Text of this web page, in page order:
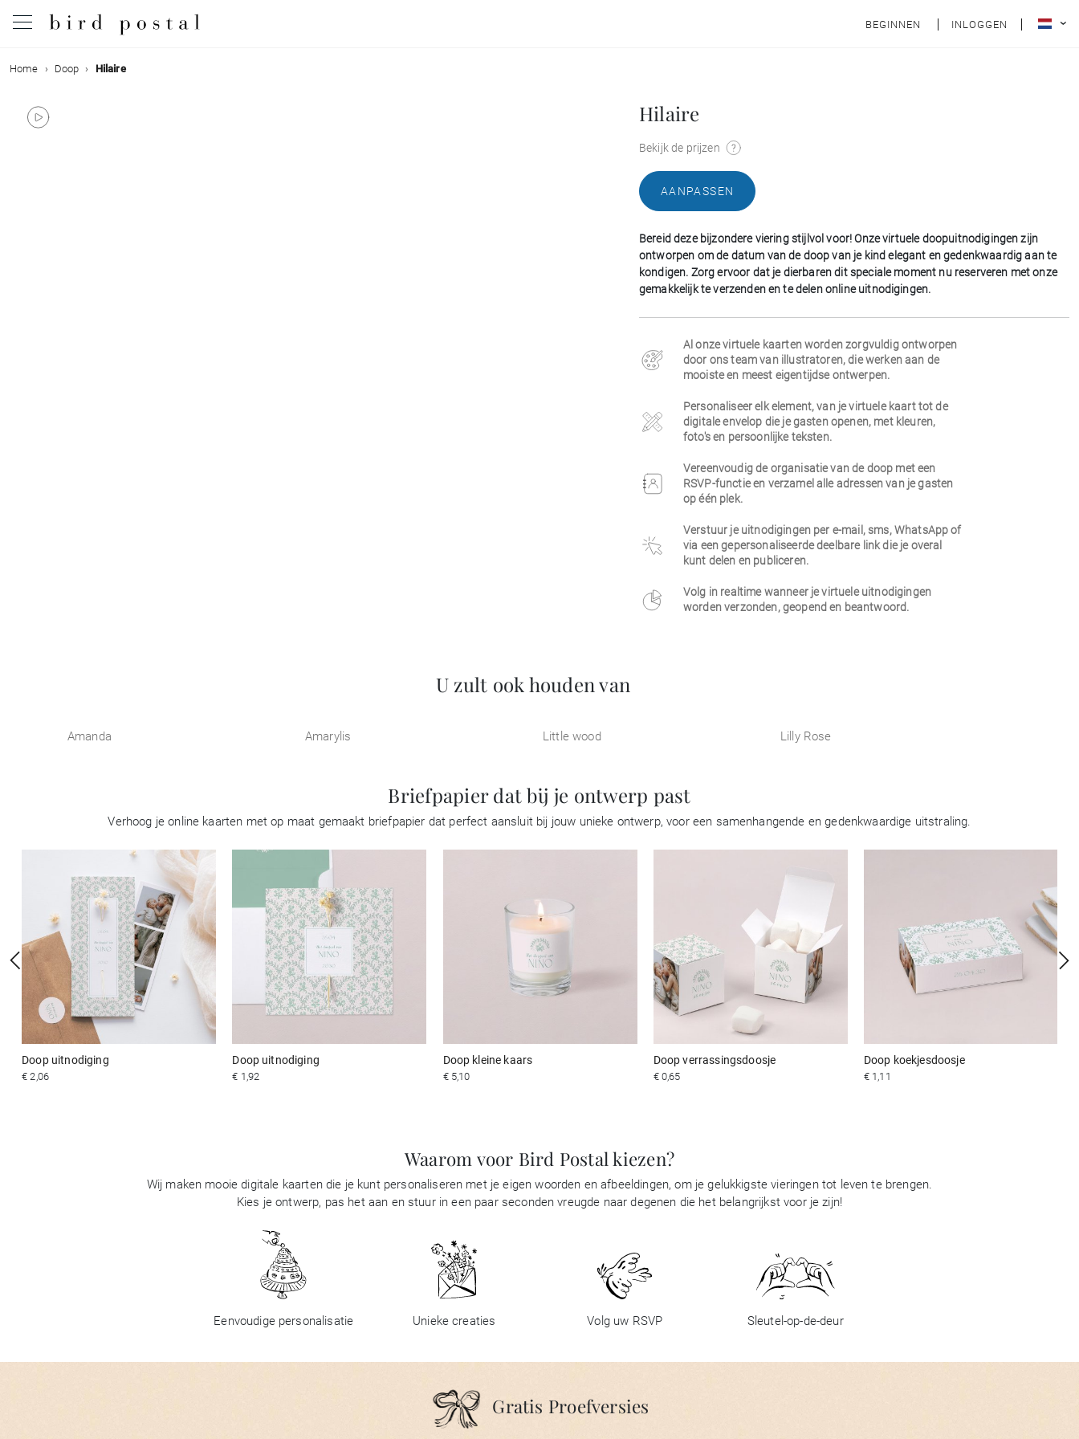
BEGINNEN INLOGGEN
Bruiloft
Geboorte
Home Doop Hilaire
Hilaire
Bekijk de prijzen
AANPASSEN
Bereid deze bijzondere viering stijlvol voor! Onze virtuele doopuitnodigingen zijn
ontworpen om de datum van de doop van je kind elegant en gedenkwaardig aan te
kondigen. Zorg ervoor dat je dierbaren dit speciale moment nu reserveren met onze
gemakkelijk te verzenden en te delen online uitnodigingen.
Al onze virtuele kaarten worden zorgvuldig ontworpen
door ons team van illustratoren, die werken aan de
mooiste en meest eigentijdse ontwerpen.
Personaliseer elk element, van je virtuele kaart tot de
digitale envelop die je gasten openen, met kleuren,
foto's en persoonlijke teksten.
Vereenvoudig de organisatie van de doop met een
RSVP-functie en verzamel alle adressen van je gasten
op één plek.
Verstuur je uitnodigingen per e-mail, sms, WhatsApp of
via een gepersonaliseerde deelbare link die je overal
kunt delen en publiceren.
Volg in realtime wanneer je virtuele uitnodigingen
worden verzonden, geopend en beantwoord.
U zult ook houden van
Amanda Amarylis Little wood Lilly Rose
Briefpapier dat bij je ontwerp past
Verhoog je online kaarten met op maat gemaakt briefpapier dat perfect aansluit bij jouw unieke ontwerp, voor een samenhangende en gedenkwaardige uitstraling.
Doop uitnodiging
€ 2,06
Doop uitnodiging
€ 1,92
Doop kleine kaars
€ 5,10
Doop verrassingsdoosje
€ 0,65
Doop koekjesdoosje
€ 1,11
Waarom voor Bird Postal kiezen?
Wij maken mooie digitale kaarten die je kunt personaliseren met je eigen woorden en afbeeldingen, om je gelukkigste vieringen tot leven te brengen.
Kies je ontwerp, pas het aan en stuur in een paar seconden vreugde naar degenen die het belangrijkst voor je zijn!
Eenvoudige personalisatie Unieke creaties Volg uw RSVP Sleutel-op-de-deur
Gratis Proefversies